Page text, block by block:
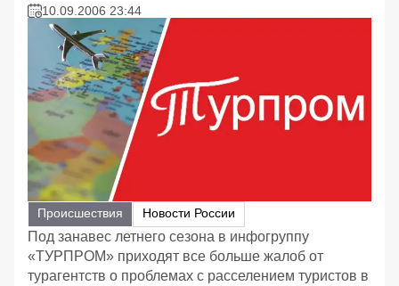
10.09.2006 23:44
Происшествия Новости России
Под занавес летнего сезона в инфогруппу
«ТУРПРОМ» приходят все больше жалоб от
турагентств о проблемах с расселением туристов в